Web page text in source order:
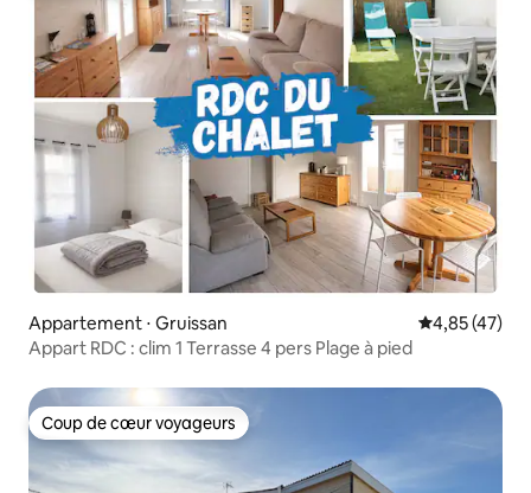
Appartement ⋅ Gruissan Évaluation
4,85 (47)
Appart RDC : clim 1 Terrasse 4 pers Plage à pied
Coup de cœur voyageurs
Coup de cœur voyageurs